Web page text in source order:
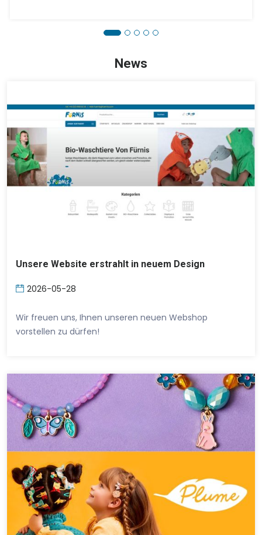
News
Unsere Website erstrahlt in neuem Design
2026-05-28
Wir freuen uns, Ihnen unseren neuen Webshop
vorstellen zu dürfen!